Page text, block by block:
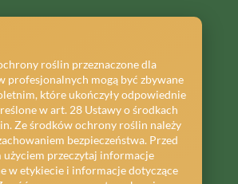
roślin przeznaczone dla
profesjonalnych mogą być zbywane
które ukończyły odpowiednie
w art. 28 Ustawy o środkach
Ze środków ochrony roślin należy
bezpieczeństwa. Przed
użyciem przeczytaj informacje
w etykiecie i informacje dotyczące